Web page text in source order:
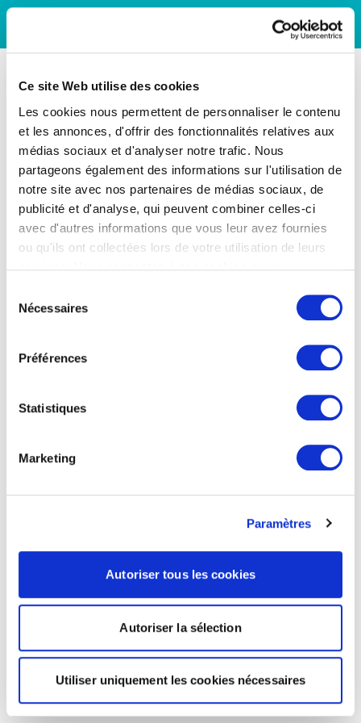
Ce site Web utilise des cookies
Les cookies nous permettent de personnaliser le contenu
et les annonces, d'offrir des fonctionnalités relatives aux
médias sociaux et d'analyser notre trafic. Nous
partageons également des informations sur l'utilisation de
notre site avec nos partenaires de médias sociaux, de
publicité et d'analyse, qui peuvent combiner celles-ci
avec d'autres informations que vous leur avez fournies
ou qu'ils ont collectées lors de votre utilisation de leurs
Nécessaires
Préférences
Statistiques
Marketing
Paramètres
Autoriser tous les cookies
Autoriser la sélection
Utiliser uniquement les cookies nécessaires